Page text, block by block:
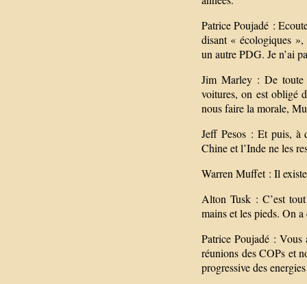
Patrice Poujadé :
disant « écologiques
un autre PDG. Je n’ai
Jim Marley : De toute
voitures, on est obligé
nous faire la morale,
Jeff Pesos : Et puis, à
Chine et l’Inde ne les
Warren Muffet : Il
Alton Tusk : C’est
mains et les pieds. On
Patrice Poujadé : Vous
réunions des COPs et
progressive des